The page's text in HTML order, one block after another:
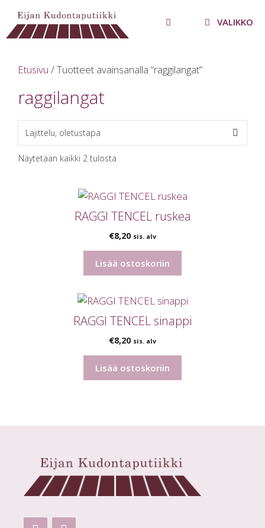
sisältöön
VALIKKO
Etusivu / Tuotteet avainsanalla “raggilangat”
raggilangat
Näytetään kaikki 2 tulosta
RAGGI TENCEL ruskea
€8,20 sis. alv
Lisää ostoskoriin
RAGGI TENCEL sinappi
€8,20 sis. alv
Lisää ostoskoriin